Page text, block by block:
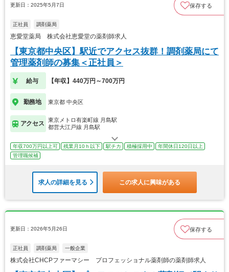
更新日：2025年5月7日 保存する
正社員 調剤薬局
恵愛堂薬局 株式会社恵愛堂の薬剤師求人
【東京都中央区】駅近でアクセス抜群！調剤薬局にて
管理薬剤師の募集＜正社員＞
給与 【年収】440万円～700万円
勤務地 東京都 中央区
アクセス
東京メトロ有楽町線 月島駅
都営大江戸線 月島駅
年収700万円以上可 残業月10ｈ以下 駅チカ 積極採用中
年間休日120日以上
管理職候補
求人の詳細を見る この求人に興味がある
更新日：2026年5月26日 保存する
正社員 調剤薬局 一般企業
株式会社CHCPファーマシー プロフェッショナル薬剤師の薬剤師求人